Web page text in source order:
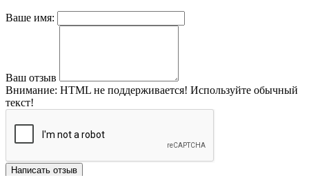
Ваше имя:
Ваш отзыв
Внимание: HTML не поддерживается! Используйте обычный
текст!
Написать отзыв